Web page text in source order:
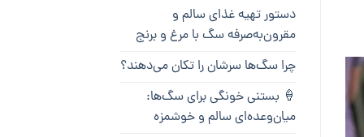
دستور تهیه غذای سالم و
مقرون‌به‌صرفه سگ با مرغ و برنج
چرا سگ‌ها سرشان را تکان می‌دهند؟
🍦 بستنی خونگی برای سگ‌ها:
میان‌وعده‌ای سالم و خوشمزه